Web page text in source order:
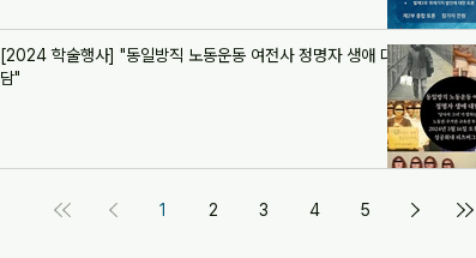
[2024 학술행사] "동일방직 노동운동 여전사 정명자 생애 대
담"
1 2 3 4 5